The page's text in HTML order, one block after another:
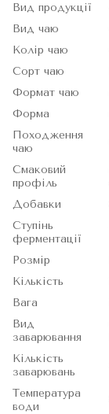
Вид продукції
Вид чаю
Колір чаю
Сорт чаю
Формат чаю
Форма
Походження
чаю
Смаковий
профіль
Добавки
Ступінь
ферментації
Розмір
Кількість
Вага
Вид
заварювання
Кількість
заварювань
Температура
води